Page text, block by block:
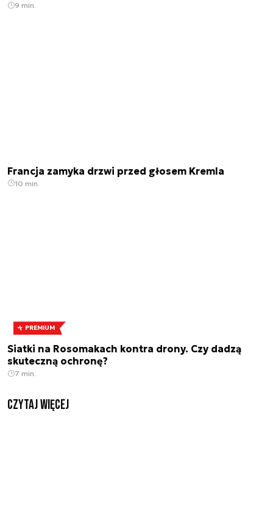
9 min.
Francja zamyka drzwi przed głosem Kremla
10 min.
PREMIUM
Siatki na Rosomakach kontra drony. Czy dadzą
skuteczną ochronę?
7 min.
czytaj więcej